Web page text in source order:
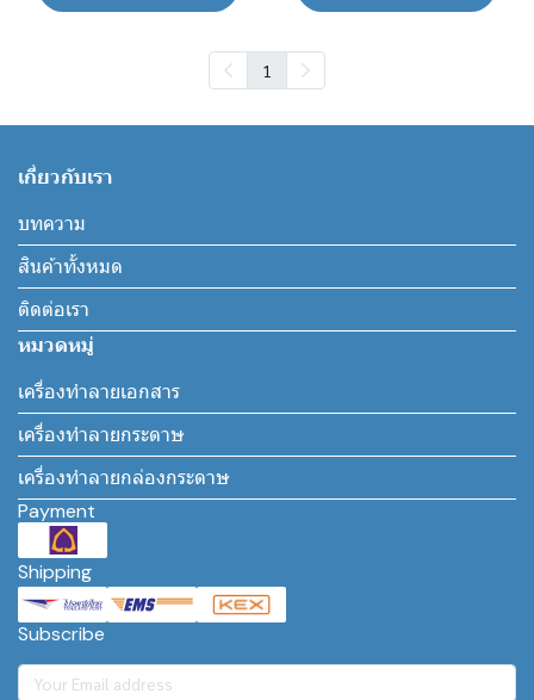
1
เกี่ยวกับเรา
บทความ
สินค้าทั้งหมด
ติดต่อเรา
หมวดหมู่
เครื่องทำลายเอกสาร
เครื่องทำลายกระดาษ
เครื่องทำลายกล่องกระดาษ
Payment
Shipping
Subscribe